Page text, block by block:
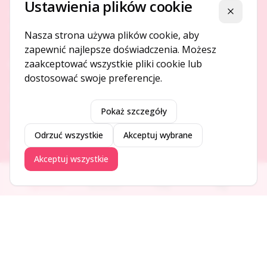
Platforma ogłoszeń i firm, która łączy ludzi i rozwija biznes
O NAS
DODAJ I PROMUJ
Dodaj ogłoszenie
Dodaj firmę
Ogłoszenia Aktualności Firmy Blog
Ustawienia plików cookie Zamknij
Nasza strona używa plików cookie, aby
zapewnić najlepsze doświadczenia. Możesz
zaakceptować wszystkie pliki cookie lub
dostosować swoje preferencje.
Pokaż szczegóły
Odrzuć wszystkie Akceptuj wybrane
Akceptuj wszystkie